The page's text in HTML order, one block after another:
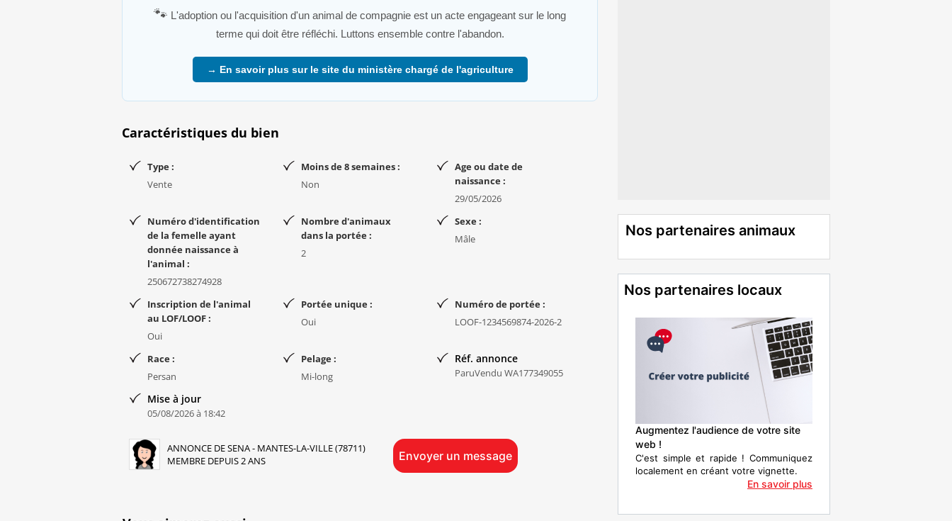
* Élevé en famille
N'hésitez pas à me contacter pour plus de renseignements, des photos ou pour venir le rencontrer. Ce
Je cherche une famille sérieux/sérieuse.
Pour plus d'informations n'hésitez pas à me contacter directement par message. Je privilégie les
personnes qui me laissent un numéro de téléphone.
🐾 L'adoption ou l'acquisition d'un animal de compagnie est un acte engageant sur le long
terme qui doit être réfléchi. Luttons ensemble contre l'abandon.
→ En savoir plus sur le site du ministère chargé de l'agriculture
Caractéristiques du bien
Type :
Vente
Moins de 8 semaines :
Non
Age ou date de
naissance :
29/05/2026
Numéro d'identification
de la femelle ayant
donnée naissance à
l'animal :
250672738274928
Nombre d'animaux
dans la portée :
2
Sexe :
Mâle
Inscription de l'animal
au LOF/LOOF :
Oui
Portée unique :
Oui
Numéro de portée :
LOOF-1234569874-2026-2
Race :
Persan
Pelage :
Mi-long
Réf. annonce
ParuVendu WA177349055
Mise à jour
05/08/2026 à 18:42
ANNONCE DE SENA - MANTES-LA-VILLE (78711)
MEMBRE DEPUIS 2 ANS
Envoyer un message
Nos partenaires animaux
Nos partenaires locaux
Augmentez l'audience de votre site
web !
C'est simple et rapide ! Communiquez
localement en créant votre vignette.
En savoir plus